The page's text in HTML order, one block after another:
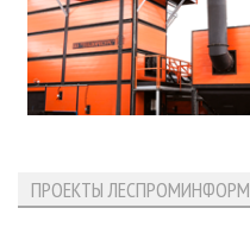
ПРОЕКТЫ ЛЕСПРОМИНФОРМ